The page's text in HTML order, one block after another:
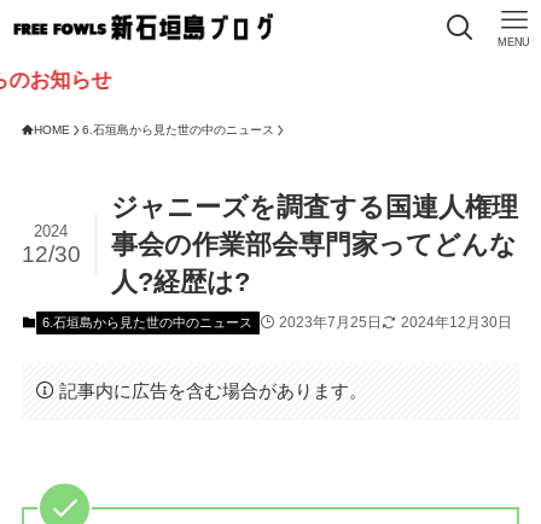
MENU
HOME 6.石垣島から見た世の中のニュース
ジャニーズを調査する国連人権理
事会の作業部会専門家ってどんな
人?経歴は?
2024
12/30
6.石垣島から見た世の中のニュース 2023年7月25日 2024年12月30日
記事内に広告を含む場合があります。